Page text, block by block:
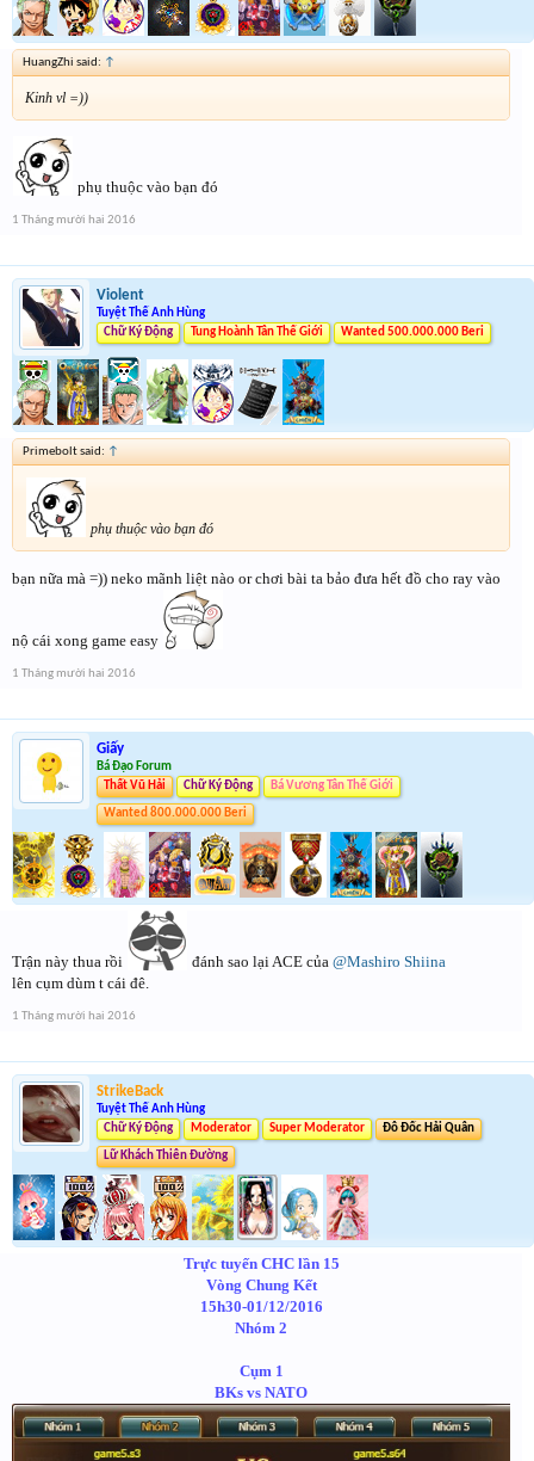
HuangZhi said: ↑
Kinh vl =))
phụ thuộc vào bạn đó
1 Tháng mười hai 2016
Violent
Tuyệt Thế Anh Hùng
Chữ Ký Động
Tung Hoành Tân Thế Giới Wanted 500.000.000 Beri
Primebolt said: ↑
phụ thuộc vào bạn đó
bạn nữa mà =)) neko mãnh liệt nào or chơi bài ta bảo đưa hết đồ cho ray vào
nộ cái xong game easy
1 Tháng mười hai 2016
Giấy
Bá Đạo Forum
Thất Vũ Hải
Chữ Ký Động Bá Vương Tân Thế Giới
Wanted 800.000.000 Beri
Trận này thua rồi đánh sao lại ACE của @Mashiro Shiina
lên cụm dùm t cái đê.
1 Tháng mười hai 2016
StrikeBack
Tuyệt Thế Anh Hùng
Chữ Ký Động
Moderator Super Moderator Đô Đốc Hải Quân
Lữ Khách Thiên Đường
Trực tuyến CHC lần 15
Vòng Chung Kết
15h30-01/12/2016
Nhóm 2
Cụm 1
BKs vs NATO